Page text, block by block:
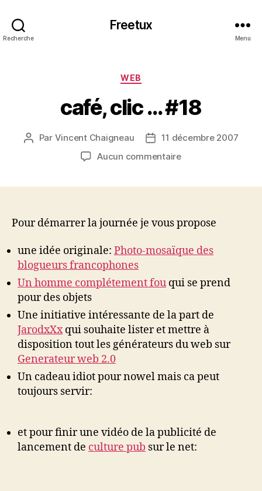
Recherche
Freetux
Menu
Catégories
WEB
café, clic … #18
Auteur
Par Vincent Chaigneau
Date11 décembre 2007
Aucun commentairesur
Pour démarrer la journée je vous propose
une idée originale: Photo-mosaïque des
blogueurs francophones
Un homme complétement fou qui se prend
pour des objets
Une initiative intéressante de la part de
JarodxXxqui souhaite lister et mettre à
disposition tout les générateurs du web sur
Generateur web 2.0
Un cadeau idiot pour nowel mais ca peut
toujours servir:
et pour finir une vidéo de la publicité de
lancement de culture pub sur le net: